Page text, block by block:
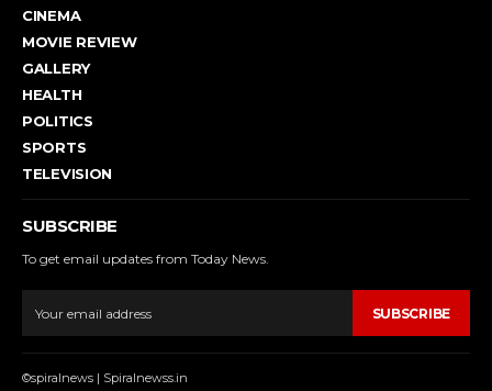
CINEMA
MOVIE REVIEW
GALLERY
HEALTH
POLITICS
SPORTS
TELEVISION
SUBSCRIBE
To get email updates from Today News.
SUBSCRIBE
©spiralnews | Spiralnewss.in